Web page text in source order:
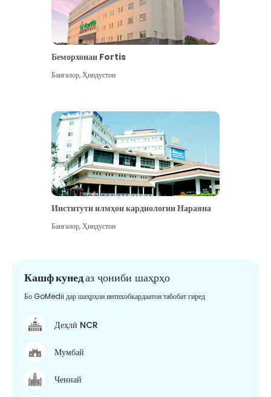
Беморхонаи Fortis
Бангалор,Ҳиндустон
Институти илмҳои кардиологии Нараяна
Бангалор,Ҳиндустон
Кашф кунедаз ҷониби шаҳрҳо
Бо GoMedii дар шаҳрҳои интихобкардаатон табобат гиред
Деҳлӣ NCR
Мумбай
Ченнай